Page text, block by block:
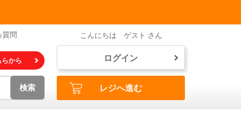
質問
らから
検索
こんにちは ゲスト さん
ログイン
レジへ進む